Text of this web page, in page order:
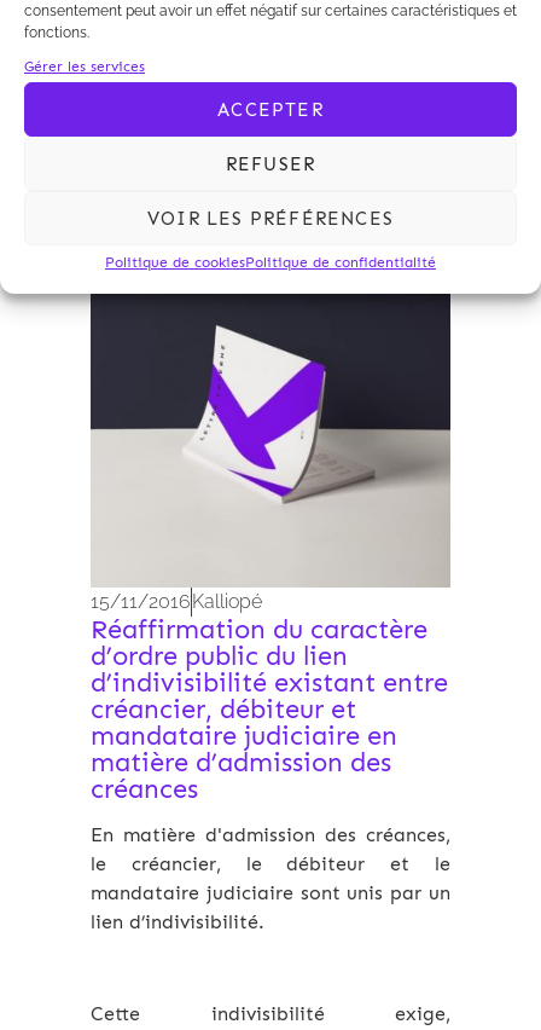
consentement peut avoir un effet négatif sur certaines caractéristiques et
fonctions.
Gérer les services
ACCEPTER
REFUSER
VOIR LES PRÉFÉRENCES
Politique de cookiesPolitique de confidentialité
20495) que seul le secret professionnel
mesure de communication de
documents avant procès.
Archives 2010-2021
15/11/2016Kalliopé
Réaffirmation du caractère
d’ordre public du lien
d’indivisibilité existant entre
créancier, débiteur et
mandataire judiciaire en
matière d’admission des
créances
En matière d'admission des créances,
le créancier, le débiteur et le
mandataire judiciaire sont unis par un
lien d’indivisibilité.
Cette indivisibilité exige,